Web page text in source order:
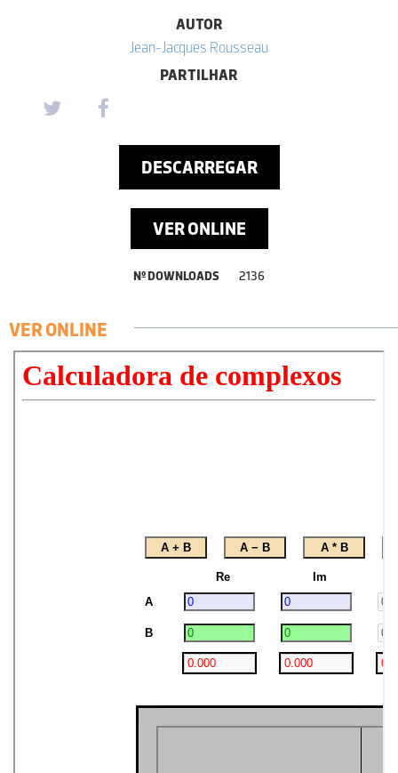
AUTOR
Jean-Jacques Rousseau
PARTILHAR
DESCARREGAR
VER ONLINE
Nº DOWNLOADS 2136
VER ONLINE